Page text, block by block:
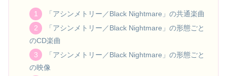
「アシンメトリー／Black Nightmare」の共通楽曲
「アシンメトリー／Black Nightmare」の形態ごと
のCD楽曲
「アシンメトリー／Black Nightmare」の形態ごと
の映像